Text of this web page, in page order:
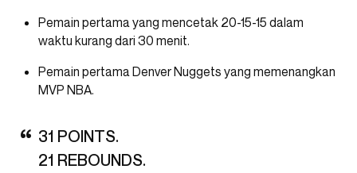
Pemain pertama yang mencetak 20-15-15 dalam
waktu kurang dari 30 menit.
Pemain pertama Denver Nuggets yang memenangkan
MVP NBA.
31 POINTS.
21 REBOUNDS.